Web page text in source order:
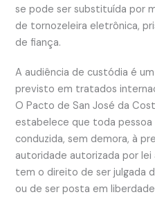
se pode ser substituída por
de tornozeleira eletrônica,
de fiança.
A audiência de custódia é
previsto em tratados
O Pacto de San José da
estabelece que toda
conduzida, sem demora, à
autoridade autorizada por
tem o direito de ser julgada
ou de ser posta em